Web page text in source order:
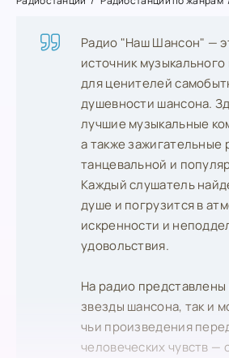
Радио "Наш Шансон" —
источник
для ценителей
душевности шансона.
лучшие музыкальные
а также зажигательные
танцевальной и
Каждый слушатель
душе и погрузится в
искренности и
удовольствия.
На радио
звезды шансона, так и
чьи произведения
человеческих чувств —